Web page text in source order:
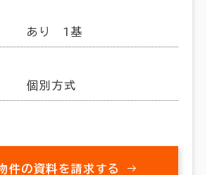
あり 1基
個別方式
件の資料を請求する